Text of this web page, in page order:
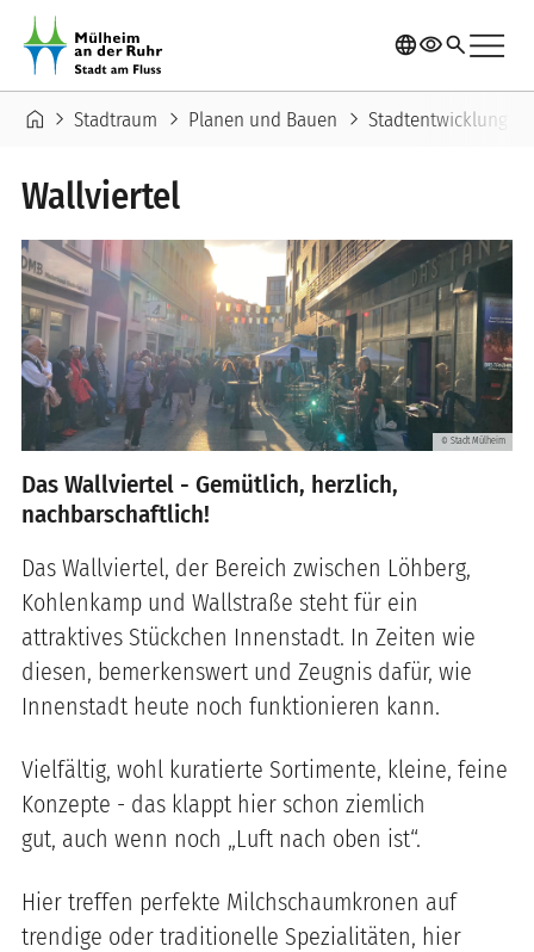
Direkt zum Inhalt
languagevisibilitysearchmenu
Pfadnavigation
home chevron_right Stadtraum chevron_right Planen und Bauen chevron_right Stadtentwicklung
Wallviertel
© Stadt Mülheim
Das Wallviertel - Gemütlich, herzlich,
nachbarschaftlich!
Das Wallviertel, der Bereich zwischen Löhberg,
Kohlenkamp und Wallstraße steht für ein
attraktives Stückchen Innenstadt. In Zeiten wie
diesen, bemerkenswert und Zeugnis dafür, wie
Innenstadt heute noch funktionieren kann.
Vielfältig, wohl kuratierte Sortimente, kleine, feine
Konzepte - das klappt hier schon ziemlich
gut, auch wenn noch „Luft nach oben ist“.
Hier treffen perfekte Milchschaumkronen auf
trendige oder traditionelle Spezialitäten, hier